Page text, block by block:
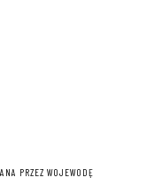
PRZEZ WOJEWODĘ